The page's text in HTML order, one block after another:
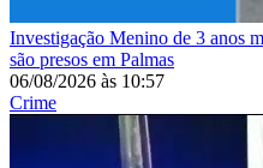
Investigação Menino de 3 anos
são presos em Palmas
06/08/2026 às 10:57
Crime